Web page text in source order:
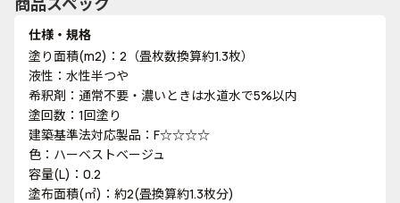
仕様・規格
塗り面積(m2)：2（畳枚数換算約1.3枚）
液性：水性半つや
希釈剤：通常不要・濃いときは水道水で5%以内
塗回数：1回塗り
建築基準法対応製品：F☆☆☆☆
色：ハーベストベージュ
容量(L)：0.2
塗布面積(㎡)：約2(畳換算約1.3枚分)